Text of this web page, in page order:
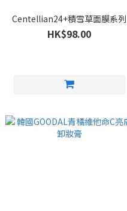
Centellian24+積雪草面膜系列
HK$98.00